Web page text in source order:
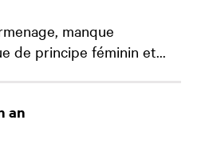
manque
de principe féminin et...
an